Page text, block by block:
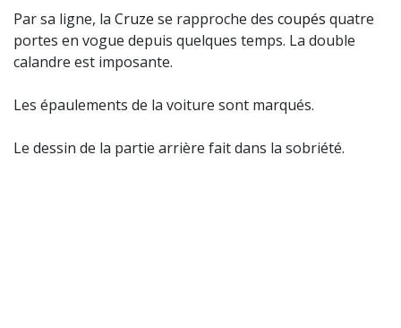
Par sa ligne, la Cruze se rapproche des coupés quatre
portes en vogue depuis quelques temps. La double
calandre est imposante.
Les épaulements de la voiture sont marqués.
Le dessin de la partie arrière fait dans la sobriété.